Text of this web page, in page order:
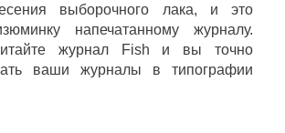
выборочного лака, и это
напечатанному журналу.
журнал
Fish и вы точно
ваши журналы в типографии